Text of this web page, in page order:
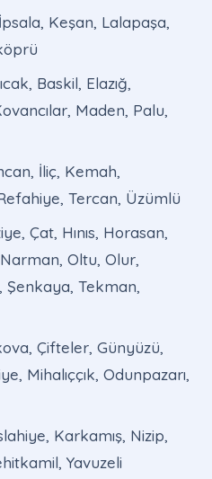
Keşan, Lalapaşa,
Baskil, Elazığ,
Maden, Palu,
İliç, Kemah,
Tercan, Üzümlü
Çat, Hınıs, Horasan,
Oltu, Olur,
Şenkaya, Tekman,
Çifteler, Günyüzü,
Mihalıççık, Odunpazarı,
Karkamış, Nizip,
Yavuzeli